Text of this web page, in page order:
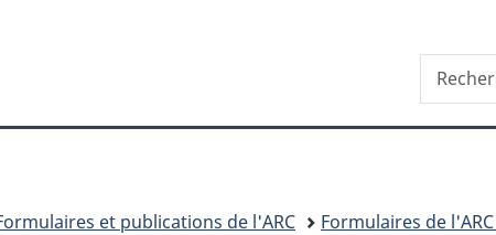
sujet
HTML
ARC
et publications de l'ARC Formulaires de